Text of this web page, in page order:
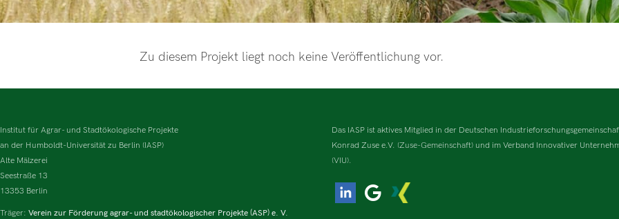
Zu diesem Projekt liegt noch keine Veröffentlichung vor.
Institut für Agrar- und Stadtökologische Projekte
an der Humboldt-Universität zu Berlin (IASP)
Alte Mälzerei
Seestraße 13
13353 Berlin
Träger: Verein zur Förderung agrar- und stadtökologischer Projekte (ASP) e. V.
Das IASP ist aktives Mitglied in der Deutschen
Konrad Zuse e.V. (Zuse-Gemeinschaft) und im Verband Innovativer
(VIU).